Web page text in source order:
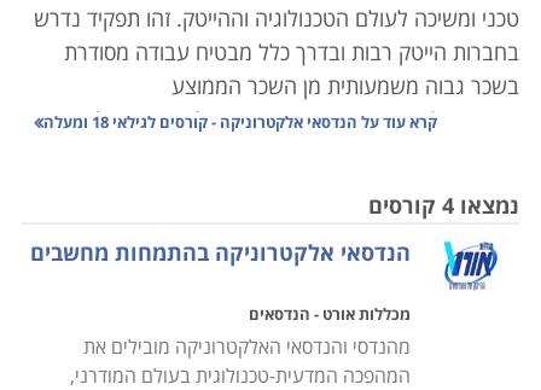
טכני ומשיכה לעולם הטכנולוגיה וההייטק. זהו תפקיד נדרש
בחברות הייטק רבות ובדרך כלל מבטיח עבודה מסודרת
בשכר גבוה משמעותית מן השכר הממוצע
במשק. אלקטרוניקה מצויה סביבנו בכל מקום. החל במערת
הבית. עד לפני שניים שלושה עשורים נחשבה לתחום
מסתורי שלמדו אותו מתי מעט. לאורך השנים התפתח מאוד
התחום ועבר התקדמות מדהימה. תופעות כמו מזעור,
מיני-אופטיקה וכדומה הן תופעות חדשות שמקורן בעולם זה
ומיושמות במאות אפליקציות בהן אנו משתמשים באופן יום
קרא עוד על הנדסאי אלקטרוניקה - קורסים לגילאי 18 ומעלה
נמצאו 4 קורסים
הנדסאי אלקטרוניקה בהתמחות מחשבים
מכללות אורט - הנדסאים
מהנדסי והנדסאי האלקטרוניקה מובילים את
המהפכה המדעית-טכנולוגית בעולם המודרני,